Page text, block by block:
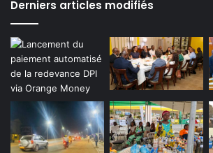
Derniers articles modifiés